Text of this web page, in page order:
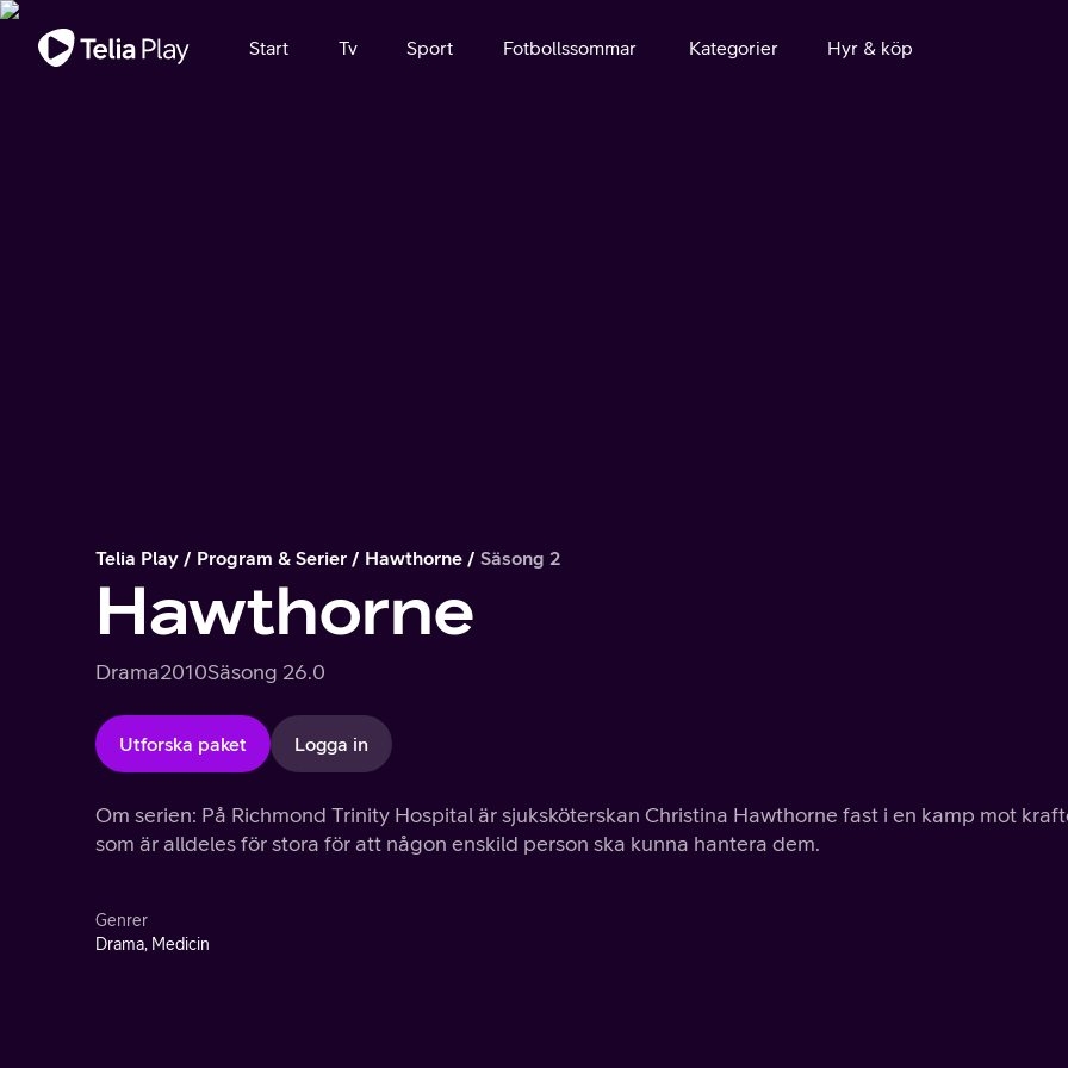
Viktigt meddelande
Start Tv Sport Fotbollssommar Kategorier Hyr & köp
Telia Play Program & Serier Hawthorne Säsong 2
Hawthorne
Drama2010Säsong 26.0
Utforska paket Logga in
Om serien: På Richmond Trinity Hospital är sjuksköterskan Christina Hawthorne fast i en kamp mot
som är alldeles för stora för att någon enskild person ska kunna hantera dem.
Genrer
Drama, Medicin